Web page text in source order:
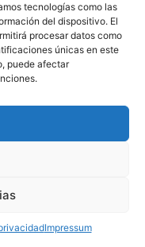
tecnologías como las
del dispositivo. El
procesar datos como
únicas en este
puede afectar
Impressum